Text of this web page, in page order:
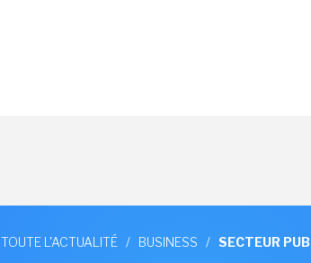
TOUTE L'ACTUALITÉ / BUSINESS / SECTEUR